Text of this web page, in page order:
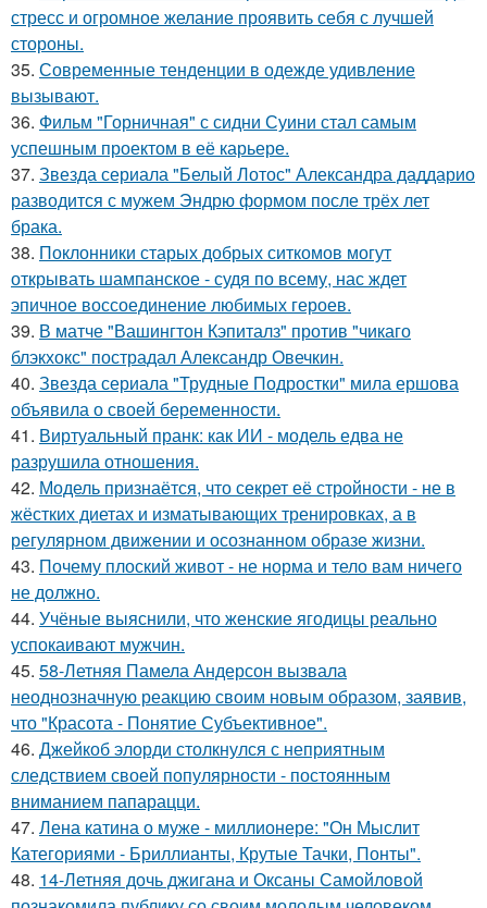
стресс и огромное желание проявить себя с лучшей
стороны.
35. Современные тенденции в одежде удивление
вызывают.
36. Фильм "Горничная" с сидни Суини стал самым
успешным проектом в её карьере.
37. Звезда сериала "Белый Лотос" Александра даддарио
разводится с мужем Эндрю формом после трёх лет
брака.
38. Поклонники старых добрых ситкомов могут
открывать шампанское - судя по всему, нас ждет
эпичное воссоединение любимых героев.
39. В матче "Вашингтон Кэпиталз" против "чикаго
блэкхокс" пострадал Александр Овечкин.
40. Звезда сериала "Трудные Подростки" мила ершова
объявила о своей беременности.
41. Виртуальный пранк: как ИИ - модель едва не
разрушила отношения.
42. Модель признаётся, что секрет её стройности - не в
жёстких диетах и изматывающих тренировках, а в
регулярном движении и осознанном образе жизни.
43. Почему плоский живот - не норма и тело вам ничего
не должно.
44. Учёные выяснили, что женские ягодицы реально
успокаивают мужчин.
45. 58-Летняя Памела Андерсон вызвала
неоднозначную реакцию своим новым образом, заявив,
что "Красота - Понятие Субъективное".
46. Джейкоб элорди столкнулся с неприятным
следствием своей популярности - постоянным
вниманием папарацци.
47. Лена катина о муже - миллионере: "Он Мыслит
Категориями - Бриллианты, Крутые Тачки, Понты".
48. 14-Летняя дочь джигана и Оксаны Самойловой